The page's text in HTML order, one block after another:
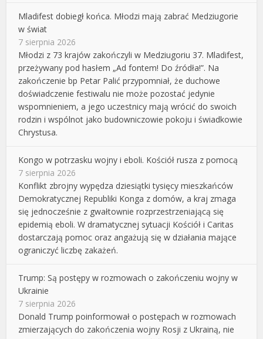
Mladifest dobiegł końca. Młodzi mają zabrać Medziugorie
w świat
7 sierpnia 2026
Młodzi z 73 krajów zakończyli w Medziugoriu 37. Mladifest,
przeżywany pod hasłem „Ad fontem! Do źródła!”. Na
zakończenie bp Petar Palić przypomniał, że duchowe
doświadczenie festiwalu nie może pozostać jedynie
wspomnieniem, a jego uczestnicy mają wrócić do swoich
rodzin i wspólnot jako budowniczowie pokoju i świadkowie
Chrystusa.
Kongo w potrzasku wojny i eboli. Kościół rusza z pomocą
7 sierpnia 2026
Konflikt zbrojny wypędza dziesiątki tysięcy mieszkańców
Demokratycznej Republiki Konga z domów, a kraj zmaga
się jednocześnie z gwałtownie rozprzestrzeniającą się
epidemią eboli. W dramatycznej sytuacji Kościół i Caritas
dostarczają pomoc oraz angażują się w działania mające
ograniczyć liczbę zakażeń.
Trump: Są postępy w rozmowach o zakończeniu wojny w
Ukrainie
7 sierpnia 2026
Donald Trump poinformował o postępach w rozmowach
zmierzających do zakończenia wojny Rosji z Ukrainą, nie